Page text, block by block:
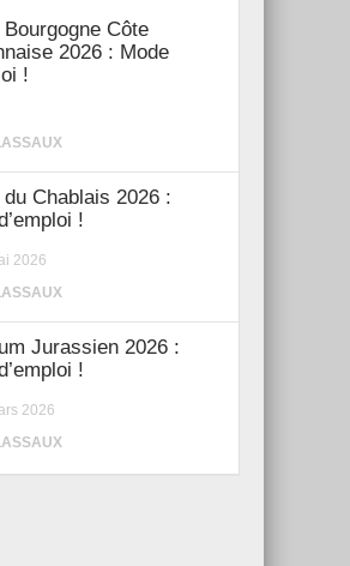
Côte
2026 : Mode
!
Chablais 2026 :
!
2026
Jurassien 2026 :
!
2026